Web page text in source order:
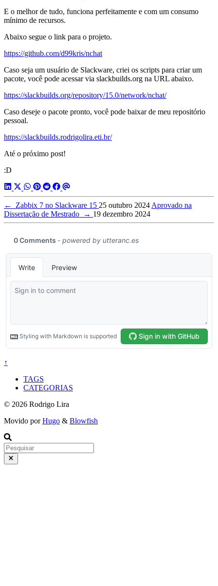
E o melhor de tudo, funciona perfeitamente e com um consumo
mínimo de recursos.
Abaixo segue o link para o projeto.
https://github.com/d99kris/nchat
Caso seja um usuário de Slackware, criei os scripts para criar um
pacote, você pode acessar via slackbuilds.org na URL abaixo.
https://slackbuilds.org/repository/15.0/network/nchat/
Caso deseje o pacote pronto, você pode baixar de meu repositório
pessoal.
https://slackbuilds.rodrigolira.eti.br/
Até o próximo post!
:D
← Zabbix 7 no Slackware 15 25 outubro 2024Aprovado na
Dissertação de Mestrado
→ 19 dezembro 2024
↑
TAGS
CATEGORIAS
© 2026 Rodrigo Lira
Movido porHugo & Blowfish